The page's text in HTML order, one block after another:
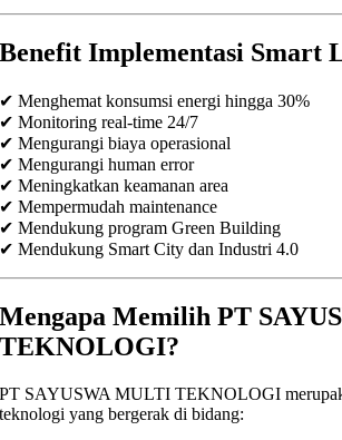
Benefit Implementasi Smart
✔ Menghemat konsumsi energi hingga 30%
✔ Monitoring real-time 24/7
✔ Mengurangi biaya operasional
✔ Mengurangi human error
✔ Meningkatkan keamanan area
✔ Mempermudah maintenance
✔ Mendukung program Green Building
✔ Mendukung Smart City dan Industri 4.0
Mengapa Memilih PT
TEKNOLOGI?
PT SAYUSWA MULTI TEKNOLOGI
teknologi yang bergerak di bidang: